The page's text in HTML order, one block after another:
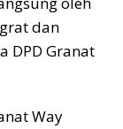
dan
DPD Granat
Way